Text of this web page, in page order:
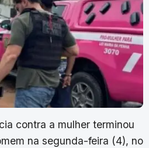
contra a mulher terminou
na segunda-feira (4), no